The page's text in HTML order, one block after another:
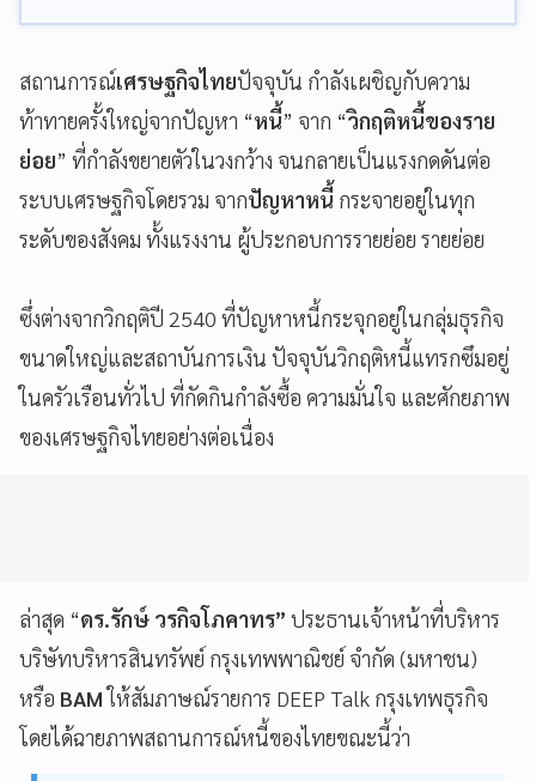
สถานการณ์เศรษฐกิจไทยปัจจุบัน กำลังเผชิญกับความ
ท้าทายครั้งใหญ่จากปัญหา “หนี้” จาก “วิกฤติหนี้ของราย
ย่อย” ที่กำลังขยายตัวในวงกว้าง จนกลายเป็นแรงกดดันต่อ
ระบบเศรษฐกิจโดยรวม จากปัญหาหนี้ กระจายอยู่ในทุก
ระดับของสังคม ทั้งแรงงาน ผู้ประกอบการรายย่อย รายย่อย
ซึ่งต่างจากวิกฤติปี 2540 ที่ปัญหาหนี้กระจุกอยู่ในกลุ่มธุรกิจ
ขนาดใหญ่และสถาบันการเงิน ปัจจุบันวิกฤติหนี้แทรกซึมอยู่
ในครัวเรือนทั่วไป ที่กัดกินกำลังซื้อ ความมั่นใจ และศักยภาพ
ของเศรษฐกิจไทยอย่างต่อเนื่อง
ล่าสุด “ดร.รักษ์ วรกิจโภคาทร” ประธานเจ้าหน้าที่บริหาร
บริษัทบริหารสินทรัพย์ กรุงเทพพาณิชย์ จำกัด (มหาชน)
หรือ BAMให้สัมภาษณ์รายการ DEEP Talk กรุงเทพธุรกิจ
โดยได้ฉายภาพสถานการณ์หนี้ของไทยขณะนี้ว่า